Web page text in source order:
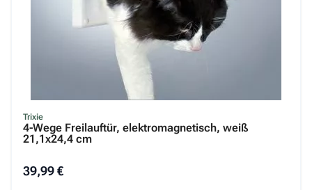
Trixie
4-Wege Freilauftür, elektromagnetisch, weiß
21,1x24,4 cm
39,99 €